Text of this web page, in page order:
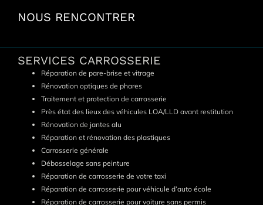
NOUS RENCONTRER
SERVICES CARROSSERIE
Réparation de pare-brise et vitrage
Rénovation optiques de phares
Traitement et protection de carrosserie
Près état des lieux des véhicules LOA/LLD avant restitution
Rénovation de jantes alu
Réparation et rénovation des plastiques
Carrosserie générale
Débosselage sans peinture
Réparation de carrosserie de votre taxi
Réparation de carrosserie pour véhicule d’auto école
Réparation de carrosserie pour voiture sans permis